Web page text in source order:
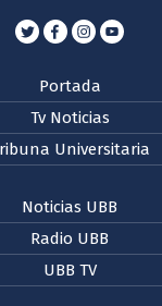
Portada
Tv Noticias
Universitaria
Noticias UBB
Radio UBB
UBB TV